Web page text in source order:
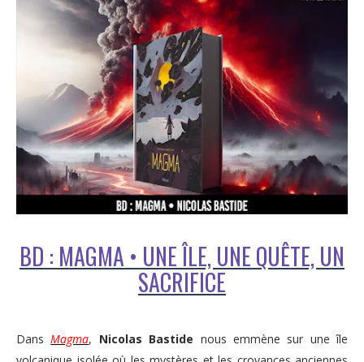
BD : MAGMA • UNE ÎLE, UNE QUÊTE, UN
SACRIFICE
DansMagma, Nicolas Bastide nous emmène sur une île